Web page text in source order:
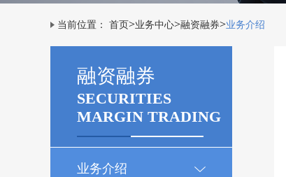
当前位置： 首页>业务中心>融资融券>业务介绍
融资融券
SECURITIES
MARGIN TRADING
业务介绍